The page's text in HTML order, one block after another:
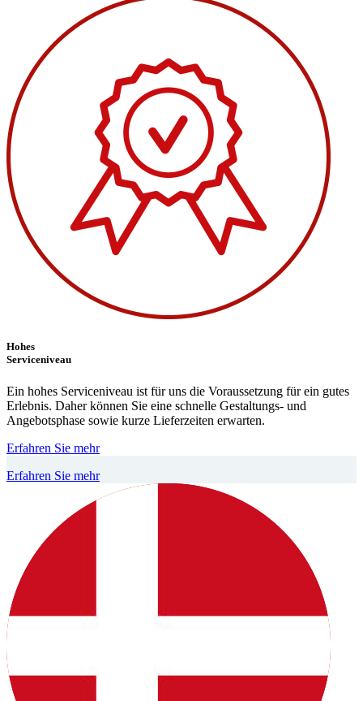
Hohes
Serviceniveau
Ein hohes Serviceniveau ist für uns die Voraussetzung für ein gutes
Erlebnis. Daher können Sie eine schnelle Gestaltungs- und
Angebotsphase sowie kurze Lieferzeiten erwarten.
Erfahren Sie mehr
Erfahren Sie mehr